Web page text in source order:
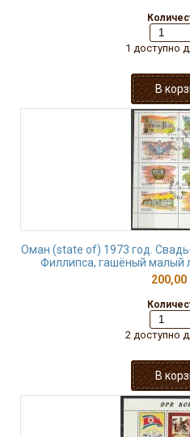
1 доступно
Оман (state of) 1973 год.
Филлипса, гашёный малый
200,00
2 доступно